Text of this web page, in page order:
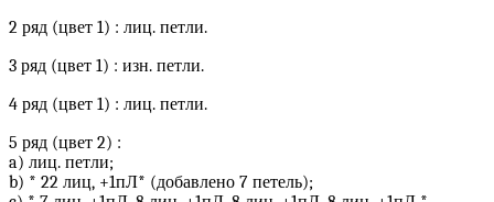
2 ряд (цвет 1) : лиц. петли.
3 ряд (цвет 1) : изн. петли.
4 ряд (цвет 1) : лиц. петли.
5 ряд (цвет 2) :
a) лиц. петли;
b) * 22 лиц, +1пЛ* (добавлено 7 петель);